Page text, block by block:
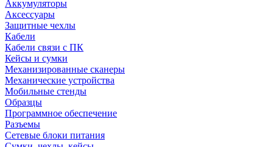
Аккумуляторы
Аксессуары
Защитные чехлы
Кабели
Кабели связи с ПК
Кейсы и сумки
Механизированные сканеры
Механические устройства
Мобильные стенды
Образцы
Программное обеспечение
Разъемы
Сетевые блоки питания